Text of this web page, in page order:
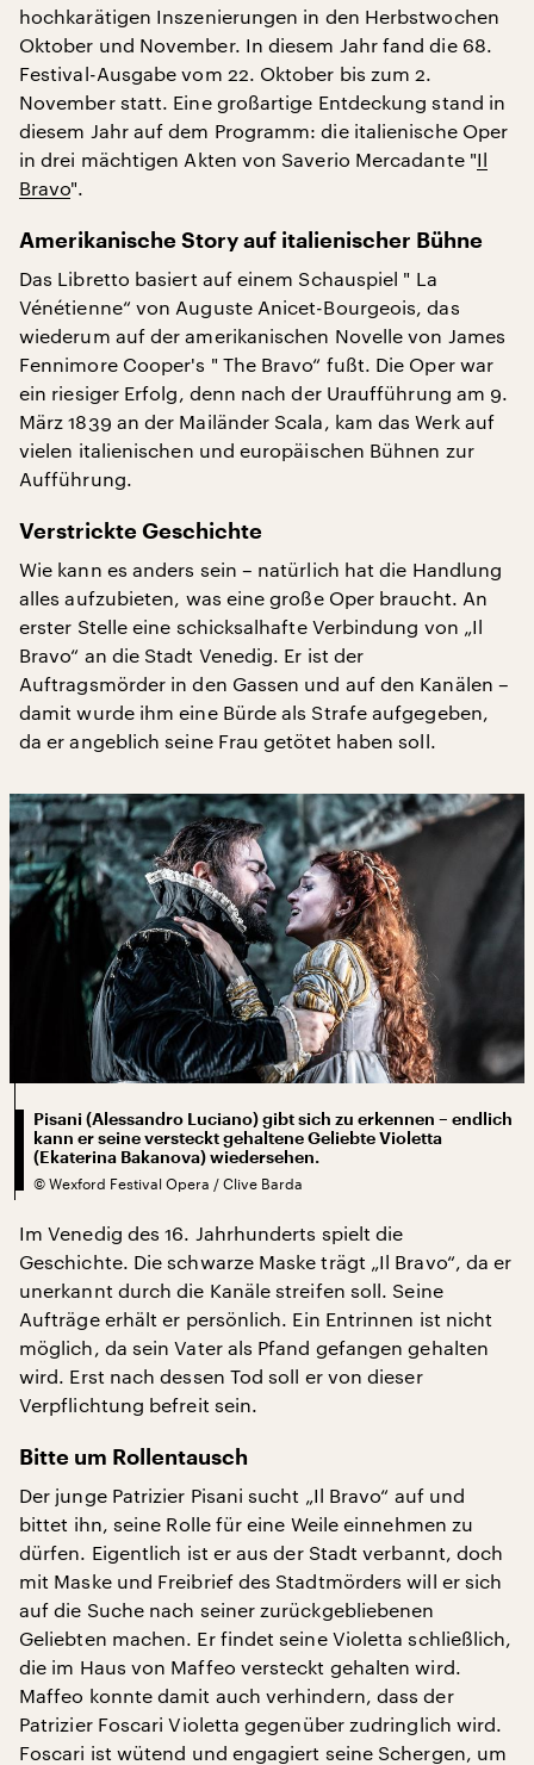
hochkarätigen Inszenierungen in den Herbstwochen
Oktober und November. In diesem Jahr fand die 68.
Festival-Ausgabe vom 22. Oktober bis zum 2.
November statt. Eine großartige Entdeckung stand in
diesem Jahr auf dem Programm: die italienische Oper
in drei mächtigen Akten von Saverio Mercadante "Il
Bravo".
Amerikanische Story auf italienischer Bühne
Das Libretto basiert auf einem Schauspiel " La
Vénétienne“ von Auguste Anicet-Bourgeois, das
wiederum auf der amerikanischen Novelle von James
Fennimore Cooper's " The Bravo“ fußt. Die Oper war
ein riesiger Erfolg, denn nach der Uraufführung am 9.
März 1839 an der Mailänder Scala, kam das Werk auf
vielen italienischen und europäischen Bühnen zur
Aufführung.
Verstrickte Geschichte
Wie kann es anders sein – natürlich hat die Handlung
alles aufzubieten, was eine große Oper braucht. An
erster Stelle eine schicksalhafte Verbindung von „Il
Bravo“ an die Stadt Venedig. Er ist der
Auftragsmörder in den Gassen und auf den Kanälen –
damit wurde ihm eine Bürde als Strafe aufgegeben,
da er angeblich seine Frau getötet haben soll.
Pisani (Alessandro Luciano) gibt sich zu erkennen – endlich
kann er seine versteckt gehaltene Geliebte Violetta
(Ekaterina Bakanova) wiedersehen.
© Wexford Festival Opera / Clive Barda
Im Venedig des 16. Jahrhunderts spielt die
Geschichte. Die schwarze Maske trägt „Il Bravo“, da er
unerkannt durch die Kanäle streifen soll. Seine
Aufträge erhält er persönlich. Ein Entrinnen ist nicht
möglich, da sein Vater als Pfand gefangen gehalten
wird. Erst nach dessen Tod soll er von dieser
Verpflichtung befreit sein.
Bitte um Rollentausch
Der junge Patrizier Pisani sucht „Il Bravo“ auf und
bittet ihn, seine Rolle für eine Weile einnehmen zu
dürfen. Eigentlich ist er aus der Stadt verbannt, doch
mit Maske und Freibrief des Stadtmörders will er sich
auf die Suche nach seiner zurückgebliebenen
Geliebten machen. Er findet seine Violetta schließlich,
die im Haus von Maffeo versteckt gehalten wird.
Maffeo konnte damit auch verhindern, dass der
Patrizier Foscari Violetta gegenüber zudringlich wird.
Foscari ist wütend und engagiert seine Schergen, um